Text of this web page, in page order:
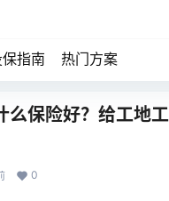
指南 热门方案
么保险好？给工地
0